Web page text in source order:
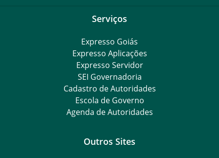
Serviços
Expresso Goiás
Expresso Aplicações
Expresso Servidor
SEI Governadoria
Cadastro de Autoridades
Escola de Governo
Agenda de Autoridades
Outros Sites